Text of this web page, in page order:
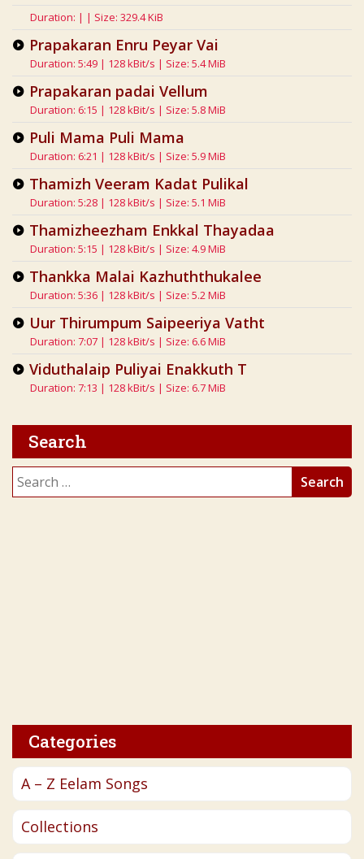
Duration: | | Size: 329.4 KiB
Prapakaran Enru Peyar Vai
Duration: 5:49 | 128 kBit/s | Size: 5.4 MiB
Prapakaran padai Vellum
Duration: 6:15 | 128 kBit/s | Size: 5.8 MiB
Puli Mama Puli Mama
Duration: 6:21 | 128 kBit/s | Size: 5.9 MiB
Thamizh Veeram Kadat Pulikal
Duration: 5:28 | 128 kBit/s | Size: 5.1 MiB
Thamizheezham Enkkal Thayadaa
Duration: 5:15 | 128 kBit/s | Size: 4.9 MiB
Thankka Malai Kazhuththukalee
Duration: 5:36 | 128 kBit/s | Size: 5.2 MiB
Uur Thirumpum Saipeeriya Vatht
Duration: 7:07 | 128 kBit/s | Size: 6.6 MiB
Viduthalaip Puliyai Enakkuth T
Duration: 7:13 | 128 kBit/s | Size: 6.7 MiB
Search
Search
for:
Categories
A – Z Eelam Songs
Collections